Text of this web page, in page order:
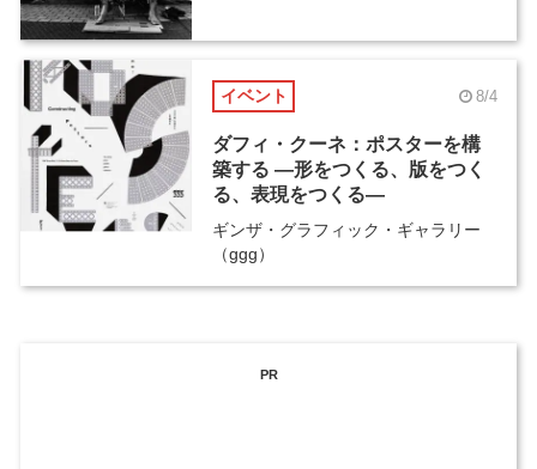
イベント 8/4
ダフィ・クーネ：ポスターを構
築する ―形をつくる、版をつく
る、表現をつくる―
ギンザ・グラフィック・ギャラリー
（ggg）
PR